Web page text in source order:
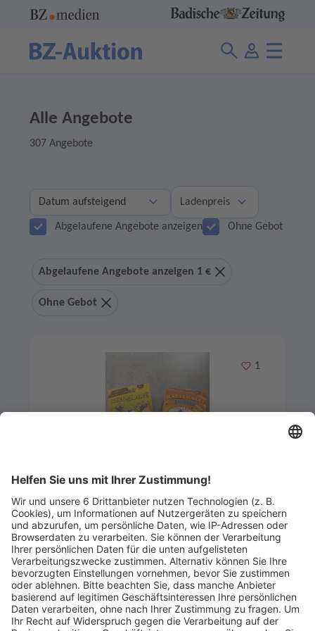
Alle Angebote
307 Angebote
Ladenpreis
Abgelaufene Angebote anzeigen Ohne Gebot
Abgelaufene Angebote anzeigen 1 €
Ohne Gebot
Merken
1
Artikel-ID: 3340 0
Spielpaket „Blitzschnell reagieren!“–
Ringl Ding & Halli Galli Jr.
Rheinspiel